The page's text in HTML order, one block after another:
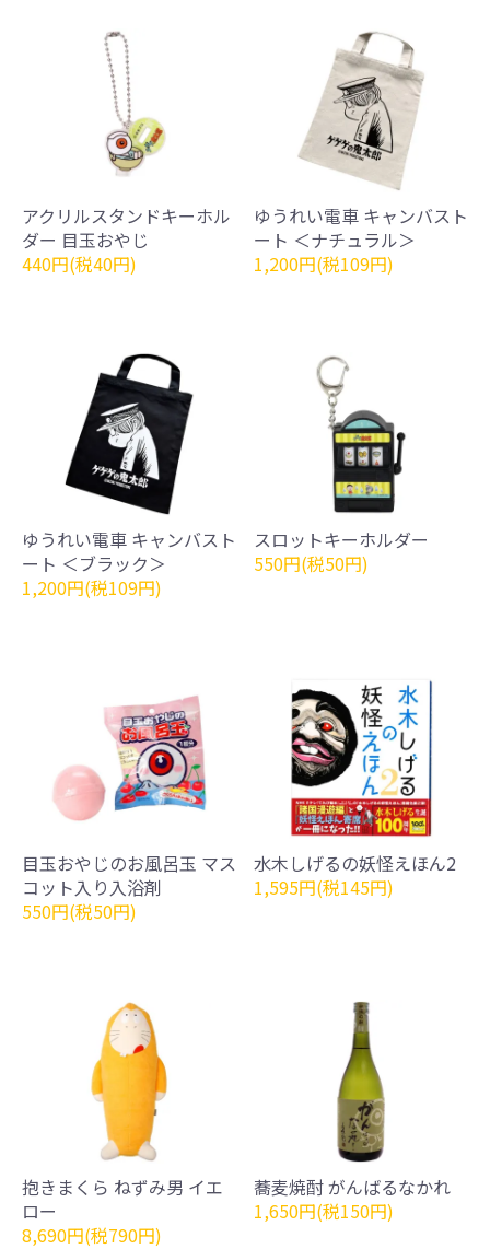
アクリルスタンドキーホル
ダー 目玉おやじ
440円(税40円)
ゆうれい電車 キャンバスト
ート ＜ナチュラル＞
1,200円(税109円)
ゆうれい電車 キャンバスト
ート ＜ブラック＞
1,200円(税109円)
スロットキーホルダー
550円(税50円)
目玉おやじのお風呂玉 マス
コット入り入浴剤
550円(税50円)
水木しげるの妖怪えほん2
1,595円(税145円)
抱きまくら ねずみ男 イエ
ロー
8,690円(税790円)
蕎麦焼酎 がんばるなかれ
1,650円(税150円)